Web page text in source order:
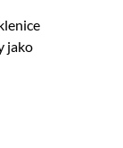
jako